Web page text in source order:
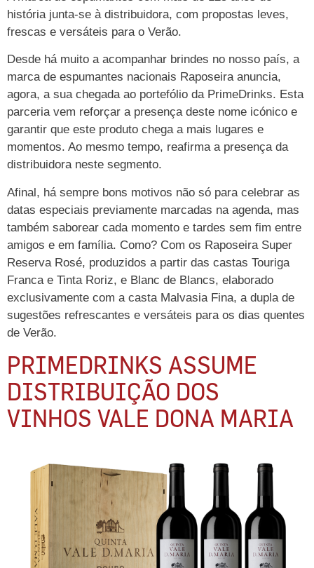
história junta-se à distribuidora, com propostas leves,
frescas e versáteis para o Verão.
Desde há muito a acompanhar brindes no nosso país, a
marca de espumantes nacionais Raposeira anuncia,
agora, a sua chegada ao portefólio da PrimeDrinks. Esta
parceria vem reforçar a presença deste nome icónico e
garantir que este produto chega a mais lugares e
momentos. Ao mesmo tempo, reafirma a presença da
distribuidora neste segmento.
Afinal, há sempre bons motivos não só para celebrar as
datas especiais previamente marcadas na agenda, mas
também saborear cada momento e tardes sem fim entre
amigos e em família. Como? Com os Raposeira Super
Reserva Rosé, produzidos a partir das castas Touriga
Franca e Tinta Roriz, e Blanc de Blancs, elaborado
exclusivamente com a casta Malvasia Fina, a dupla de
sugestões refrescantes e versáteis para os dias quentes
de Verão.
PRIMEDRINKS ASSUME
DISTRIBUIÇÃO DOS
VINHOS VALE DONA MARIA